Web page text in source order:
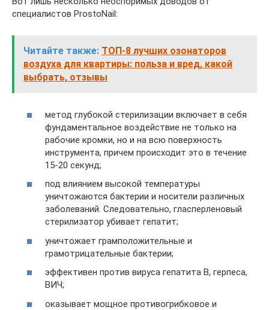
специалистов ProstoNail:
Читайте также: ТОП-8 лучших озонаторов
воздуха для квартиры: польза и вред, какой
выбрать, отзывы
метод глубокой стерилизации включает в себя
фундаментальное воздействие не только на
рабочие кромки, но и на всю поверхность
инструмента, причем происходит это в течение
15-20 секунд;
под влиянием высокой температуры
уничтожаются бактерии и носители различных
заболеваний. Следовательно, гласперленовый
стерилизатор убивает гепатит;
уничтожает грамположительные и
грамотрицательные бактерии;
эффективен против вируса гепатита В, герпеса,
ВИЧ;
оказывает мощное противогрибковое и